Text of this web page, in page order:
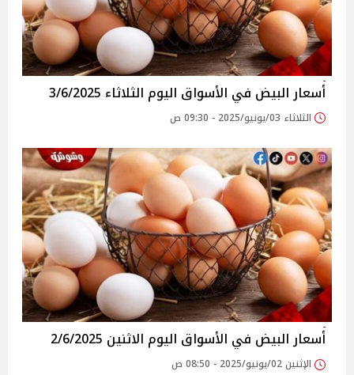
أسعار البيض في الأسواق‎‎ اليوم الثلاثاء 3/6/2025
الثلاثاء 03/يونيو/2025 - 09:30 ص
أسعار البيض في الأسواق‎‎ اليوم الاثنين 2/6/2025
الإثنين 02/يونيو/2025 - 08:50 ص